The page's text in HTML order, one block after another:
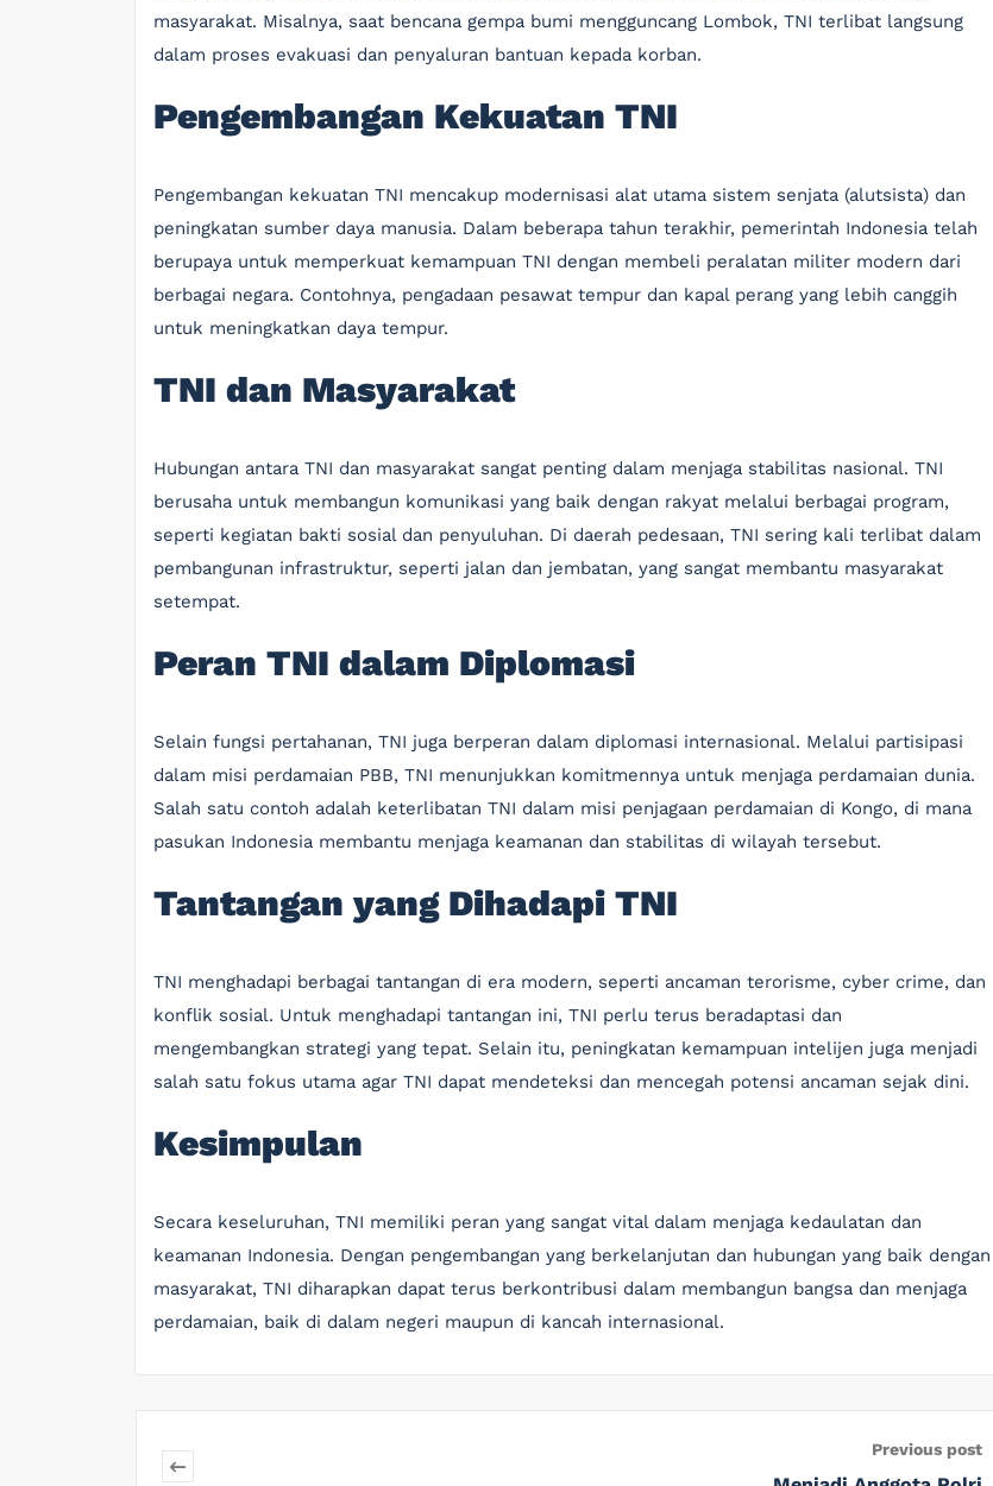
masyarakat. Misalnya, saat bencana gempa bumi mengguncang Lombok, TNI terlibat langsung
dalam proses evakuasi dan penyaluran bantuan kepada korban.
Pengembangan Kekuatan TNI
Pengembangan kekuatan TNI mencakup modernisasi alat utama sistem senjata (alutsista) dan
peningkatan sumber daya manusia. Dalam beberapa tahun terakhir, pemerintah Indonesia telah
berupaya untuk memperkuat kemampuan TNI dengan membeli peralatan militer modern dari
berbagai negara. Contohnya, pengadaan pesawat tempur dan kapal perang yang lebih canggih
untuk meningkatkan daya tempur.
TNI dan Masyarakat
Hubungan antara TNI dan masyarakat sangat penting dalam menjaga stabilitas nasional. TNI
berusaha untuk membangun komunikasi yang baik dengan rakyat melalui berbagai program,
seperti kegiatan bakti sosial dan penyuluhan. Di daerah pedesaan, TNI sering kali terlibat dalam
pembangunan infrastruktur, seperti jalan dan jembatan, yang sangat membantu masyarakat
setempat.
Peran TNI dalam Diplomasi
Selain fungsi pertahanan, TNI juga berperan dalam diplomasi internasional. Melalui partisipasi
dalam misi perdamaian PBB, TNI menunjukkan komitmennya untuk menjaga perdamaian dunia.
Salah satu contoh adalah keterlibatan TNI dalam misi penjagaan perdamaian di Kongo, di mana
pasukan Indonesia membantu menjaga keamanan dan stabilitas di wilayah tersebut.
Tantangan yang Dihadapi TNI
TNI menghadapi berbagai tantangan di era modern, seperti ancaman terorisme, cyber crime, dan
konflik sosial. Untuk menghadapi tantangan ini, TNI perlu terus beradaptasi dan
mengembangkan strategi yang tepat. Selain itu, peningkatan kemampuan intelijen juga menjadi
salah satu fokus utama agar TNI dapat mendeteksi dan mencegah potensi ancaman sejak dini.
Kesimpulan
Secara keseluruhan, TNI memiliki peran yang sangat vital dalam menjaga kedaulatan dan
keamanan Indonesia. Dengan pengembangan yang berkelanjutan dan hubungan yang baik dengan
masyarakat, TNI diharapkan dapat terus berkontribusi dalam membangun bangsa dan menjaga
perdamaian, baik di dalam negeri maupun di kancah internasional.
Previous post